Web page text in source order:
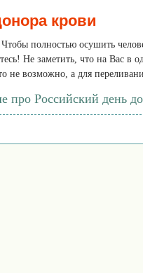
крови
Чтобы полностью осушить
Не заметить, что на Вас в
не возможно, а для
про Российский день